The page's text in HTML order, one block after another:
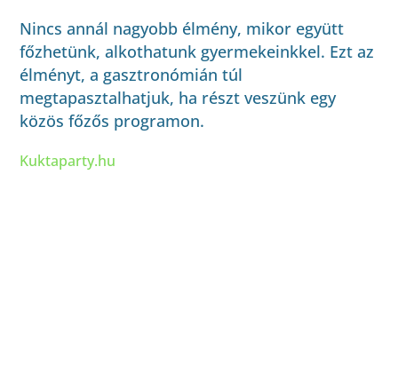
Nincs annál nagyobb élmény, mikor együtt
főzhetünk, alkothatunk gyermekeinkkel. Ezt az
élményt, a gasztronómián túl
megtapasztalhatjuk, ha részt veszünk egy
közös főzős programon.
Kuktaparty.hu